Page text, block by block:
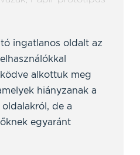
ingatlanos oldalt az
alkottuk meg
hiányzanak a
de a
egyaránt